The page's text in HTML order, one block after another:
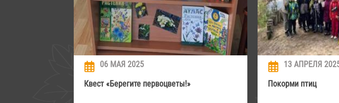
06 МАЯ 2025
Квест «Берегите первоцветы!»
13 АПРЕЛЯ
Покорми птиц